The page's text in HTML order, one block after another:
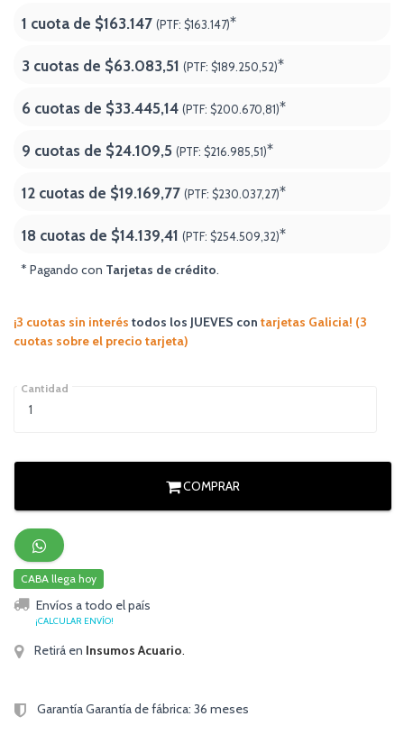
1 cuota de $163.147 (PTF: $163.147)*
3 cuotas de $63.083,51 (PTF: $189.250,52)*
6 cuotas de $33.445,14 (PTF: $200.670,81)*
9 cuotas de $24.109,5 (PTF: $216.985,51)*
12 cuotas de $19.169,77 (PTF: $230.037,27)*
18 cuotas de $14.139,41 (PTF: $254.509,32)*
* Pagando con Tarjetas de crédito.
¡3 cuotas sin interés todos los JUEVES con tarjetas Galicia! (3
cuotas sobre el precio tarjeta)
Cantidad
COMPRAR
CABA llega hoy
Envíos a todo el país
¡CALCULAR ENVÍO!
Retirá en Insumos Acuario.
Garantía Garantía de fábrica: 36 meses